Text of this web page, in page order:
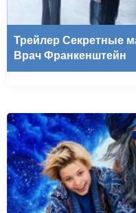
Трейлер Секретные
Врач Франкенштейн